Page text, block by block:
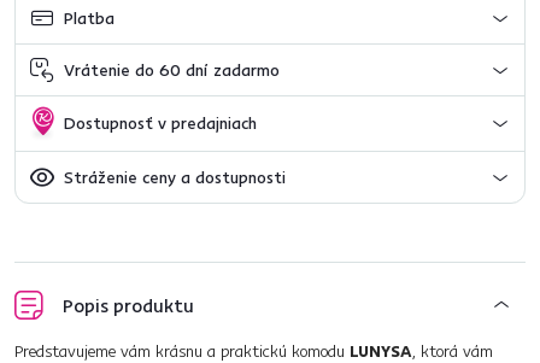
Platba
Vrátenie do 60 dní zadarmo
Dostupnosť v predajniach
Stráženie ceny a dostupnosti
Popis produktu
Predstavujeme vám krásnu a praktickú komodu LUNYSA, ktorá vám